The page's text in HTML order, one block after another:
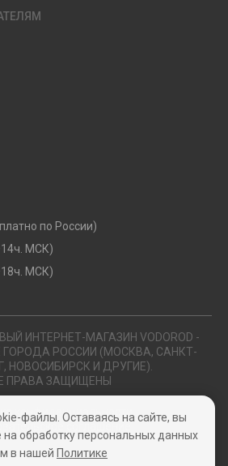
по России)
МСК)
МСК)
ИНТЕРНЕТ-МАГАЗИН VODOROD -
ГОРОДА РОССИИ (МОСКВА, САНКТ-
НОВОСИБИРСК И ДРУГИЕ).
ПРАВА ЗАЩИЩЕНЫ
конфиденциальности
соглашение
файлы. Оставаясь на сайте, вы
на обработку персональных данных
в нашей Политике